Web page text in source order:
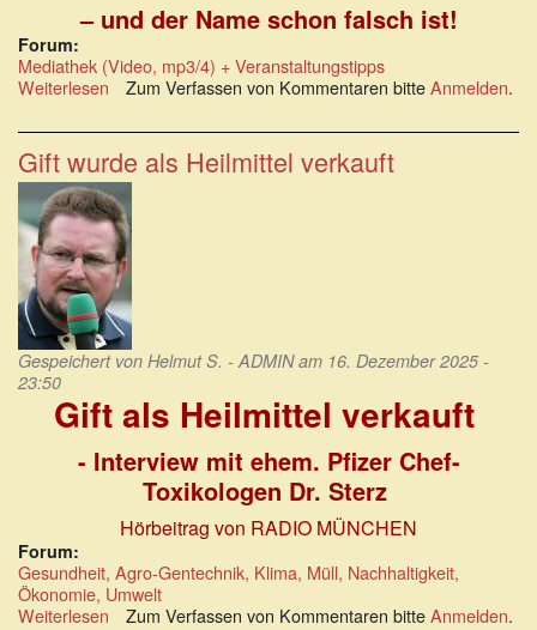
– und der Name schon falsch ist!
Forum:
Mediathek (Video, mp3/4) + Veranstaltungstipps
Weiterlesen über
als
Euphemismus
Zum Verfassen von Kommentaren bitteAnmelden.
Gift wurde als Heilmittel verkauft
Gespeichert von Helmut S. - ADMINam 16. Dezember 2025 -
23:50
Gift als Heilmittel verkauft
- Interview mit ehem. Pfizer Chef-
Toxikologen Dr. Sterz
Hörbeitrag von RADIO MÜNCHEN
Forum:
Gesundheit, Agro-Gentechnik, Klima, Müll, Nachhaltigkeit,
Ökonomie, Umwelt
Weiterlesen über
Zum Verfassen von Kommentaren bitteAnmelden.